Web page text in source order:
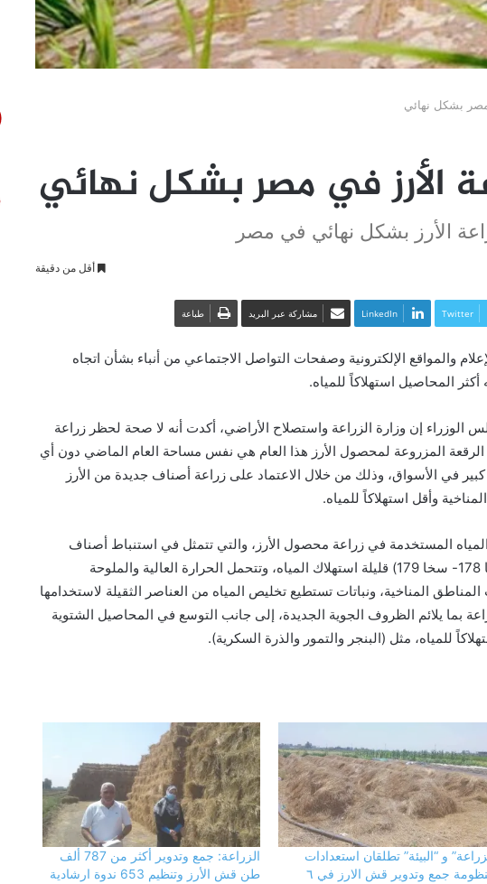
بشكل نهائي
الأرز في مصر بشكل نهائي
الأرز بشكل نهائي في مصر
أقل من دقيقة
Twitter
LinkedIn مشاركة عبر البريد طباعة
والمواقع الإلكترونية وصفحات التواصل الاجتماعي من أنباء بشأن اتجاه
المحاصيل استهلاكاً للمياه.
الوزراء إن وزارة الزراعة واستصلاح الأراضي، أكدت أنه لا صحة لحظر زراعة
المزروعة لمحصول الأرز هذا العام هي نفس مساحة العام الماضي دون أي
في الأسواق، وذلك من خلال الاعتماد على زراعة أصناف جديدة من الأرز
وأقل استهلاكاً للمياه.
المستخدمة في زراعة محصول الأرز، والتي تتمثل في استنباط أصناف
جديدة من الأرز، وهي (سخا سوبر 300- سخا 178- سخا 179) قليلة استهلاك المياه، وتتحمل الحرارة العالية والملوحة
المناخية، ونباتات تستطيع تخليص المياه من العناصر الثقيلة لاستخدامها
بما يلائم الظروف الجوية الجديدة، إلى جانب التوسع في المحاصيل الشتوية
للمياه، مثل (البنجر والتمور والذرة السكرية).
و “البيئة” تطلقان استعدادات
منظومة جمع وتدوير قش الارز في ٦
الزراعة: جمع وتدوير أكثر من 787 ألف
طن قش الأرز وتنظيم 653 ندوة ارشادية
فحص شكوى بشأن بناء في مجول..
والمعاينة تؤكد سلامة الترخيص ومتابعة
التنفيذ ميدانيًا
حزب الجبهة الوطنية بالقليوبية: أمن مصر
وسيادتها خط أحمر.. والاصطفاف الوطني
ضرورة لمواجهة التحديات وحملات